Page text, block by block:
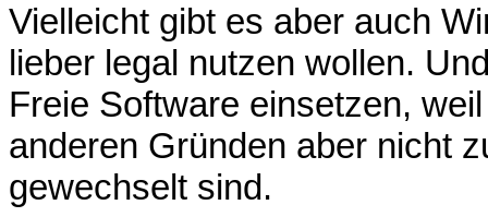
Vielleicht gibt es aber auch
lieber legal nutzen wollen.
Freie Software einsetzen,
anderen Gründen aber nicht
gewechselt sind.